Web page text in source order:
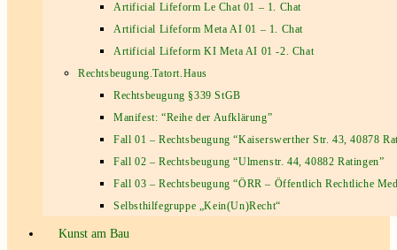
Artificial Lifeform Le Chat 01 – 1. Chat
Artificial Lifeform Meta AI 01 – 1. Chat
Artificial Lifeform KI Meta AI 01 -2. Chat
Rechtsbeugung.Tatort.Haus
Rechtsbeugung §339 StGB
Manifest: “Reihe der Aufklärung”
Fall 01 – Rechtsbeugung “Kaiserswerther Str. 43, 40878
Fall 02 – Rechtsbeugung “Ulmenstr. 44, 40882 Ratingen”
Fall 03 – Rechtsbeugung “ÖRR – Öffentlich Rechtliche
Selbsthilfegruppe „Kein(Un)Recht“
Kunst am Bau